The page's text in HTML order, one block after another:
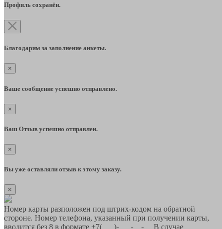
Профиль сохранён.
Благодарим за заполнение анкеты.
×
Ваше сообщение успешно отправлено.
×
Ваш Отзыв успешно отправлен.
×
Вы уже оставляли отзыв к этому заказу.
×
Номер карты разположен под штрих-кодом на обратной
стороне. Номер телефона, указанный при получении карты,
вводится без 8 в формате +7(___)-___-__-__ В случае